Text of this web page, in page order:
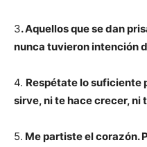
3. Aquellos que se dan
nunca tuvieron intención
4. Respétate lo suficiente
sirve, ni te hace crecer, ni
5. Me partiste el corazón.